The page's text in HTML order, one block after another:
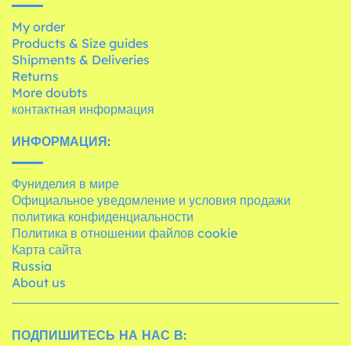
My order
Products & Size guides
Shipments & Deliveries
Returns
More doubts
контактная информация
ИНФОРМАЦИЯ:
Фуниделия в мире
Официальное уведомление и условия продажи
политика конфиденциальности
Политика в отношении файлов cookie
Карта сайта
Russia
About us
ПОДПИШИТЕСЬ НА НАС В: